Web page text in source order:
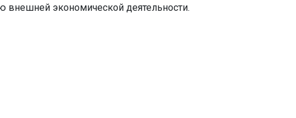
экономической деятельности.